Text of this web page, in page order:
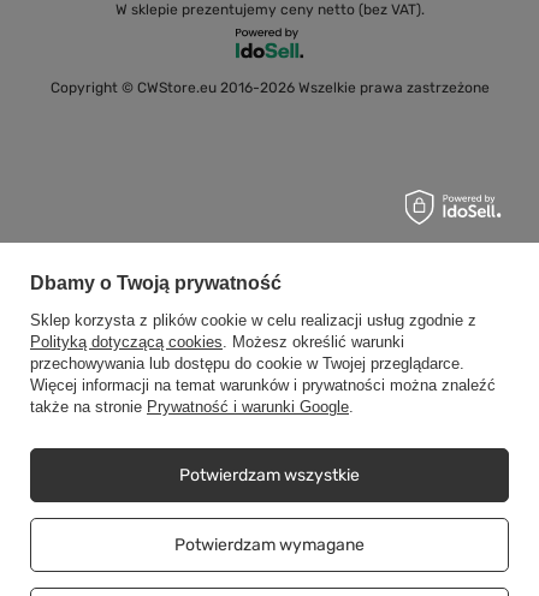
W sklepie prezentujemy ceny netto (bez VAT).
Copyright © CWStore.eu 2016-2026 Wszelkie prawa zastrzeżone
Dbamy o Twoją prywatność
Sklep korzysta z plików cookie w celu realizacji usług zgodnie z
Polityką dotyczącą cookies. Możesz określić warunki
przechowywania lub dostępu do cookie w Twojej przeglądarce.
Więcej informacji na temat warunków i prywatności można znaleźć
także na stronie Prywatność i warunki Google.
Potwierdzam wymagane
Potwierdzam wszystkie